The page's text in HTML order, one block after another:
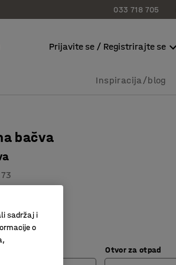
033 718 705
Prijavite se / Registrirajte se
Inspiracija/blog
bačva
Otvor za otpad
sadržaj i
o